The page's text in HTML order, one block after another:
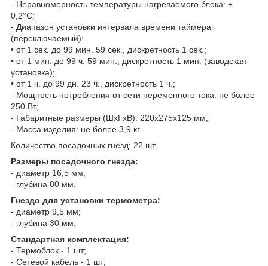
- Неравномерность температуры нагреваемого блока: ±
0,2°С;
- Диапазон установки интервала времени таймера
(переключаемый):
• от 1 сек. до 99 мин. 59 сек., дискретность 1 сек.;
• от 1 мин. до 99 ч. 59 мин., дискретность 1 мин. (заводская
установка);
• от 1 ч. до 99 дн. 23 ч., дискретность 1 ч.;
- Мощность потребления от сети переменного тока: не более
250 Вт;
- Габаритные размеры (ШхГхВ): 220x275х125 мм;
- Масса изделия: не более 3,9 кг.
Количество посадочных гнёзд: 22 шт.
Размеры посадочного гнезда:
- диаметр 16,5 мм;
- глубина 80 мм.
Гнездо для установки термометра:
- диаметр 9,5 мм;
- глубина 30 мм.
Стандартная комплектация:
- Термоблок - 1 шт;
- Сетевой кабель - 1 шт;